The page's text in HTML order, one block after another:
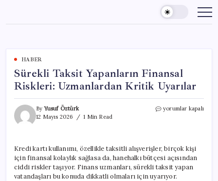
content
HABER
Sürekli Taksit Yapanların Finansal
Riskleri: Uzmanlardan Kritik Uyarılar
ByYusuf Öztürk
12 Mayıs 2026
1 Min Read
Sürekli
Uzmanlardan
Kritik
Uyarılar
için
yorumlar kapalı
Kredi kartı kullanımı, özellikle taksitli alışverişler, birçok kişi
için finansal kolaylık sağlasa da, hanehalkı bütçesi açısından
ciddi riskler taşıyor. Finans uzmanları, sürekli taksit yapan
vatandaşları bu konuda dikkatli olmaları için uyarıyor.